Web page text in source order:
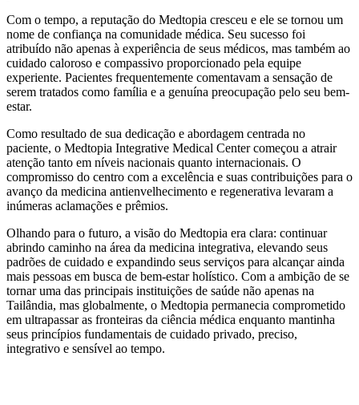
Com o tempo, a reputação do Medtopia cresceu e ele se tornou um
nome de confiança na comunidade médica. Seu sucesso foi
atribuído não apenas à experiência de seus médicos, mas também ao
cuidado caloroso e compassivo proporcionado pela equipe
experiente. Pacientes frequentemente comentavam a sensação de
serem tratados como família e a genuína preocupação pelo seu bem-
estar.
Como resultado de sua dedicação e abordagem centrada no
paciente, o Medtopia Integrative Medical Center começou a atrair
atenção tanto em níveis nacionais quanto internacionais. O
compromisso do centro com a excelência e suas contribuições para o
avanço da medicina antienvelhecimento e regenerativa levaram a
inúmeras aclamações e prêmios.
Olhando para o futuro, a visão do Medtopia era clara: continuar
abrindo caminho na área da medicina integrativa, elevando seus
padrões de cuidado e expandindo seus serviços para alcançar ainda
mais pessoas em busca de bem-estar holístico. Com a ambição de se
tornar uma das principais instituições de saúde não apenas na
Tailândia, mas globalmente, o Medtopia permanecia comprometido
em ultrapassar as fronteiras da ciência médica enquanto mantinha
seus princípios fundamentais de cuidado privado, preciso,
integrativo e sensível ao tempo.